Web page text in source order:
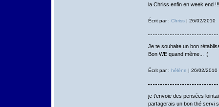
la Chriss enfin en week end !!!
Écrit par : Chriss| 26/02/2010
Je te souhaite un bon
Bon WE quand même... ;)
Écrit par : hélène | 26/02/2010
je t'envoie des pensées
partagerais un bon thé servi